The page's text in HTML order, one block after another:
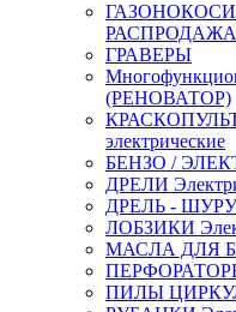
РАСПРОДАЖА
ГРАВЕРЫ
(РЕНОВАТОР)
электрические
БЕНЗО /
ДРЕЛИ
ДРЕЛЬ -
ЛОБЗИКИ
МАСЛА ДЛЯ
ПЕРФОРАТОРЫ
ПИЛЫ